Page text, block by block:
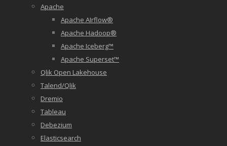
Apache
Apache AIrflow®
Apache Hadoop®
Apache Iceberg™
Apache Superset™
Qlik Open Lakehouse
Talend/Qlik
Dremio
Tableau
Debezium
Elasticsearch